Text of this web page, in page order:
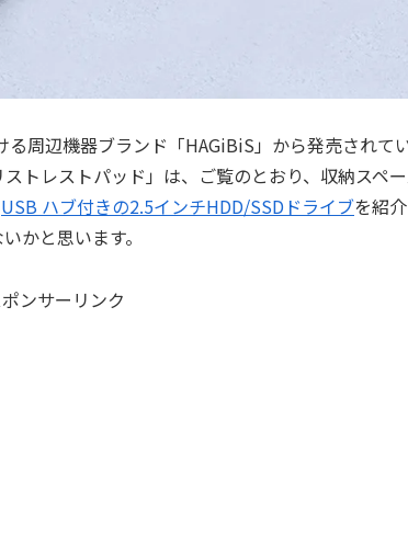
周辺機器ブランド「HAGiBiS」から発売されて
トレストパッド」は、ご覧のとおり、収納スペ
USB ハブ付きの2.5インチHDD/SSDドライブを紹
かと思います。
ンサーリンク